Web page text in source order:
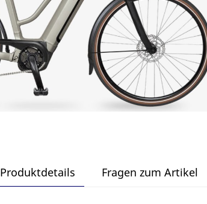
Produktdetails Fragen zum Artikel